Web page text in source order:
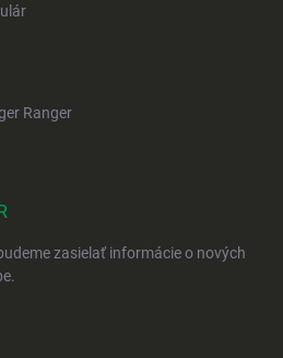
Ranger
zasielať informácie o nových